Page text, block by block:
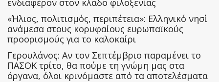
«Ήλιος, πολιτισμός, περιπέτεια»: Ελληνικό νησί
ανάμεσα στους κορυφαίους ευρωπαϊκούς
προορισμούς για το καλοκαίρι
Γερουλάνος: Αν τον Σεπτέμβριο παραμένει το
ΠΑΣΟΚ τρίτο, θα πούμε τη γνώμη μας στα
όργανα, όλοι κρινόμαστε από τα αποτελέσματα